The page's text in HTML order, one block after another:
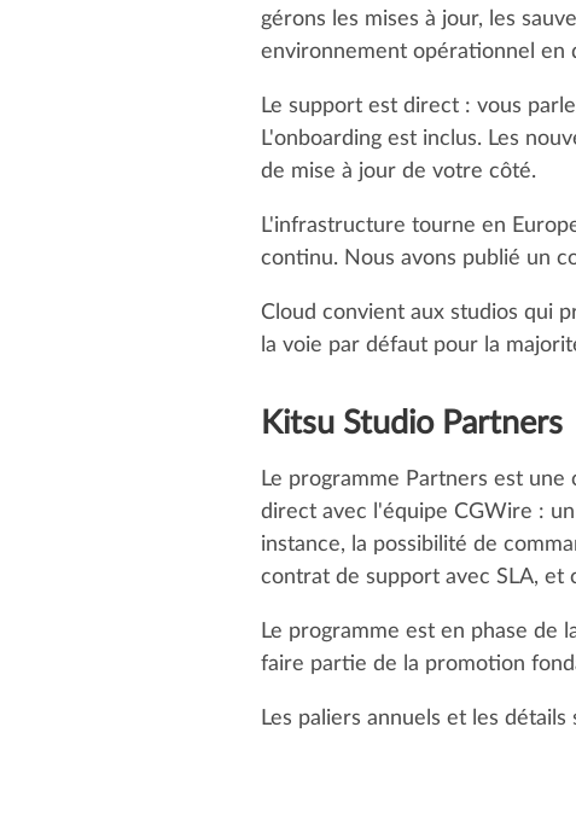
gérons les mises à jour, les
environnement opérationnel en
Le support est direct : vous
L'onboarding est inclus. Les
de mise à jour de votre côté.
L'infrastructure tourne en
continu. Nous avons publié un
Cloud convient aux studios qui
la voie par défaut pour la
Kitsu Studio Partners
Le programme Partners est
direct avec l'équipe CGWire :
instance, la possibilité de
contrat de support avec SLA,
Le programme est en phase de
faire partie de la promotion
Les paliers annuels et les